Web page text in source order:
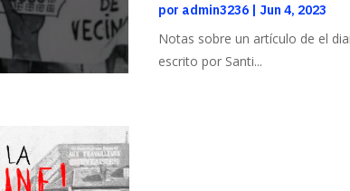
por admin3236| Jun 4, 2023
Notas sobre un artículo de el
escrito por Santi...